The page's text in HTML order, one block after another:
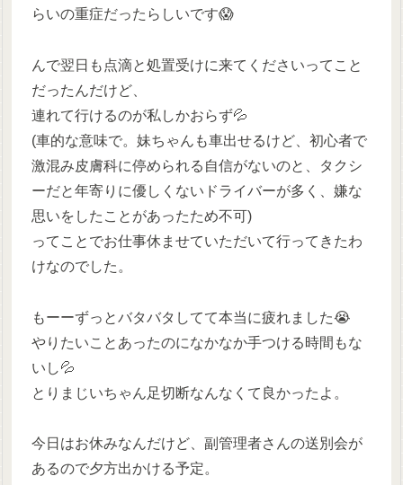
らいの重症だったらしいです😱
んで翌日も点滴と処置受けに来てくださいってこと
だったんだけど、
連れて行けるのが私しかおらず💦
(車的な意味で。妹ちゃんも車出せるけど、初心者で
激混み皮膚科に停められる自信がないのと、タクシ
ーだと年寄りに優しくないドライバーが多く、嫌な
思いをしたことがあったため不可)
ってことでお仕事休ませていただいて行ってきたわ
けなのでした。
もーーずっとバタバタしてて本当に疲れました😭
やりたいことあったのになかなか手つける時間もな
いし💦
とりまじいちゃん足切断なんなくて良かったよ。
今日はお休みなんだけど、副管理者さんの送別会が
あるので夕方出かける予定。